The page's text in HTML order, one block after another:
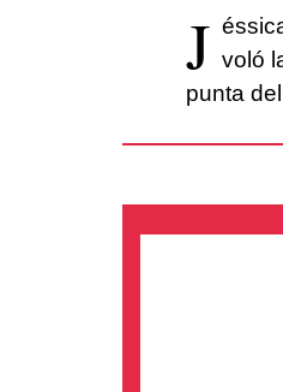
J voló
punta